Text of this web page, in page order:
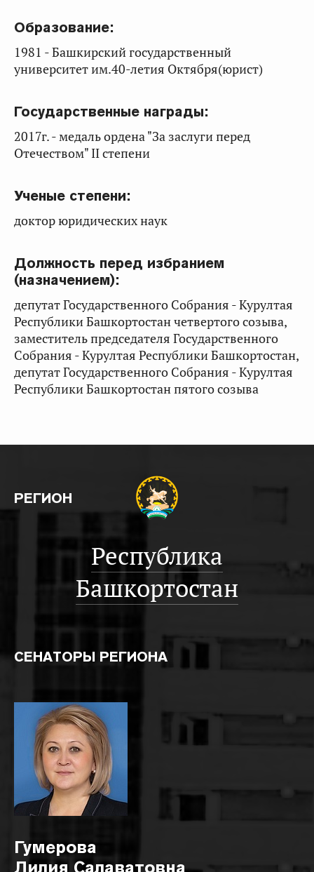
Образование:
1981 - Башкирский государственный
университет им.40-летия Октября(юрист)
Государственные награды:
2017г. - медаль ордена "За заслуги перед
Отечеством" II степени
Ученые степени:
доктор юридических наук
Должность перед избранием
(назначением):
депутат Государственного Собрания - Курултая
Республики Башкортостан четвертого созыва,
заместитель председателя Государственного
Собрания - Курултая Республики Башкортостан,
депутат Государственного Собрания - Курултая
Республики Башкортостан пятого созыва
РЕГИОН
Республика
Башкортостан
СЕНАТОРЫ РЕГИОНА
Гумерова
Лилия Салаватовна